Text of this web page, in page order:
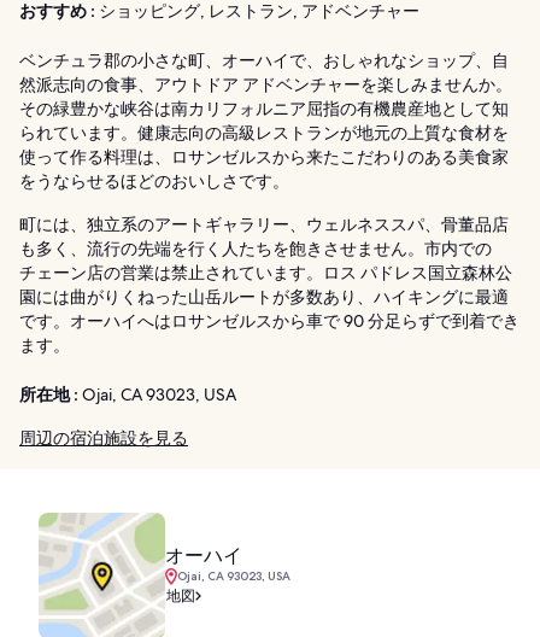
おすすめ : ショッピング, レストラン, アドベンチャー
ベンチュラ郡の小さな町、オーハイで、おしゃれなショップ、自
然派志向の食事、アウトドア アドベンチャーを楽しみませんか。
その緑豊かな峡谷は南カリフォルニア屈指の有機農産地として知
られています。健康志向の高級レストランが地元の上質な食材を
使って作る料理は、ロサンゼルスから来たこだわりのある美食家
をうならせるほどのおいしさです。
町には、独立系のアートギャラリー、ウェルネススパ、骨董品店
も多く、流行の先端を行く人たちを飽きさせません。市内での
チェーン店の営業は禁止されています。ロス パドレス国立森林公
園には曲がりくねった山岳ルートが多数あり、ハイキングに最適
です。オーハイへはロサンゼルスから車で 90 分足らずで到着でき
ます。
所在地 : Ojai, CA 93023, USA
周辺の宿泊施設を見る
オーハイ
Ojai, CA 93023, USA
地図